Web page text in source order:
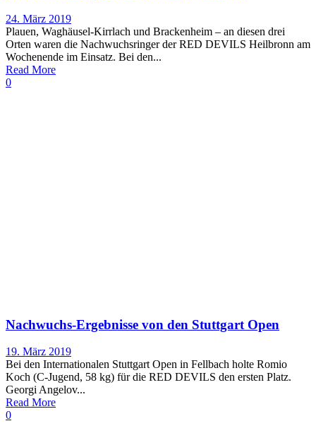
24. März 2019
Plauen, Waghäusel-Kirrlach und Brackenheim – an diesen drei
Orten waren die Nachwuchsringer der RED DEVILS Heilbronn am
Wochenende im Einsatz. Bei den...
Read More
0
Nachwuchs-Ergebnisse von den Stuttgart Open
19. März 2019
Bei den Internationalen Stuttgart Open in Fellbach holte Romio
Koch (C-Jugend, 58 kg) für die RED DEVILS den ersten Platz.
Georgi Angelov...
Read More
0